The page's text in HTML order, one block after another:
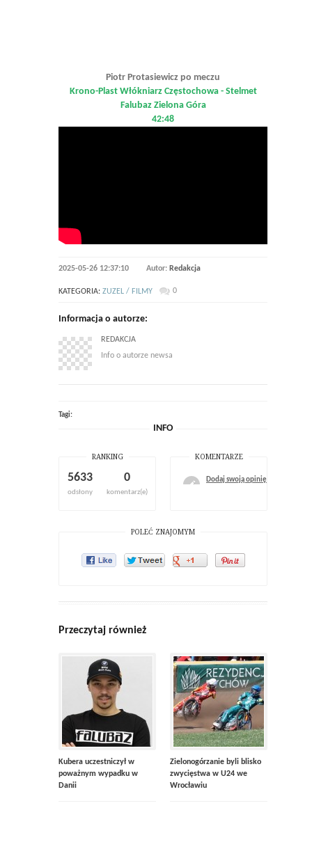
Piotr Protasiewicz po meczu
Krono-Plast Włókniarz Częstochowa - Stelmet
Falubaz Zielona Góra
42:48
2025-05-26 12:37:10 Autor: Redakcja
KATEGORIA: ZUZEL / FILMY 0
Informacja o autorze:
REDAKCJA
Info o autorze newsa
Tagi:
INFO
RANKING
5633
odsłony
0
komentarz(e)
KOMENTARZE
Dodaj swoją opinię
POLEĆ ZNAJOMYM
Przeczytaj również
Kubera uczestniczył w
poważnym wypadku w
Danii
Zielonogórzanie byli blisko
zwycięstwa w U24 we
Wrocławiu